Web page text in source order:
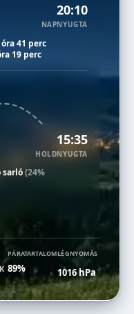
20:10
NAPNYUGTA
óra 41 perc
19 perc
15:35
HOLDNYUGTA
sarló(24%
PÁRATARTALOM
89%
LÉGNYOMÁS
1016 hPa